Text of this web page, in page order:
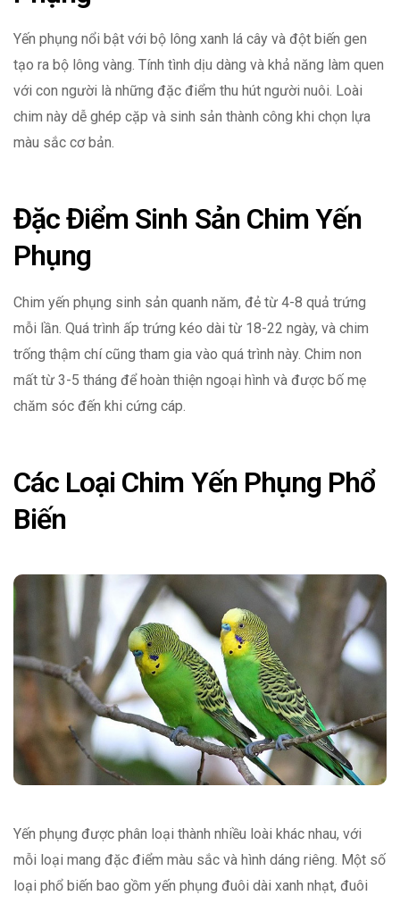
Yến phụng nổi bật với bộ lông xanh lá cây và đột biến gen
tạo ra bộ lông vàng. Tính tình dịu dàng và khả năng làm quen
với con người là những đặc điểm thu hút người nuôi. Loài
chim này dễ ghép cặp và sinh sản thành công khi chọn lựa
màu sắc cơ bản.
Đặc Điểm Sinh Sản Chim Yến
Phụng
Chim yến phụng sinh sản quanh năm, đẻ từ 4-8 quả trứng
mỗi lần. Quá trình ấp trứng kéo dài từ 18-22 ngày, và chim
trống thậm chí cũng tham gia vào quá trình này. Chim non
mất từ 3-5 tháng để hoàn thiện ngoại hình và được bố mẹ
chăm sóc đến khi cứng cáp.
Các Loại Chim Yến Phụng Phổ
Biến
Yến phụng được phân loại thành nhiều loài khác nhau, với
mỗi loại mang đặc điểm màu sắc và hình dáng riêng. Một số
loại phổ biến bao gồm yến phụng đuôi dài xanh nhạt, đuôi